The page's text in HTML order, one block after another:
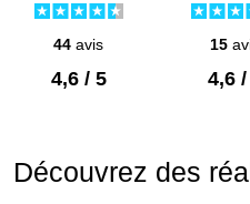
44 avis
4,6 / 5
15
4,6
Découvrez des